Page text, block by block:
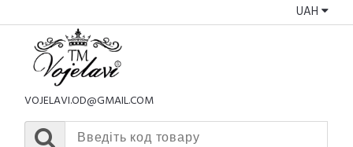
UAH
VOJELAVI.OD@GMAIL.COM
МЕНЮ